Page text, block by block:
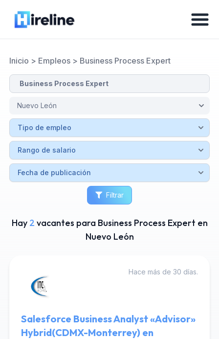
Inicio > Empleos> Business Process Expert
Filtrar
Hay 2 vacantes para Business Process Expert en
Nuevo León
Hace más de 30 días.
Salesforce Business Analyst «Advisor»
Hybrid(CDMX-Monterrey) en